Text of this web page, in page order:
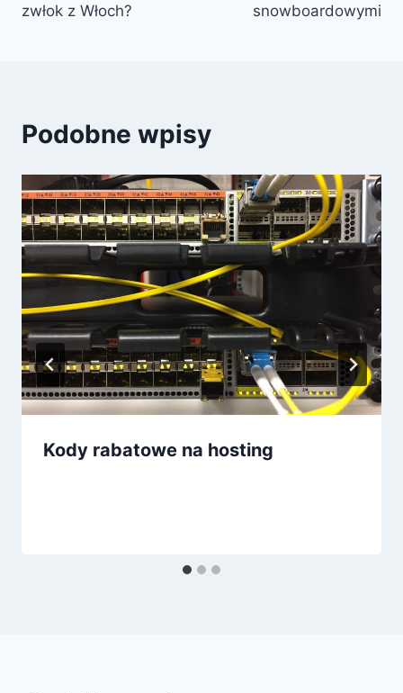
zwłok z Włoch?
snowboardowymi
Podobne wpisy
Kody rabatowe na hosting